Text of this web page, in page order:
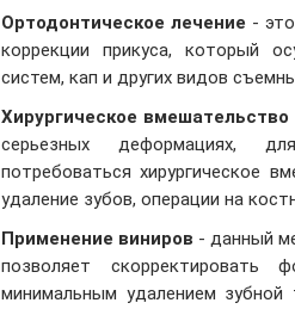
Ортодонтическое лечение -
коррекции прикуса, который
систем, кап и других видов
Хирургическое вмешательство
серьезных деформациях,
потребоваться хирургическое
удаление зубов, операции на
Применение виниров - данный
позволяет
минимальным удалением